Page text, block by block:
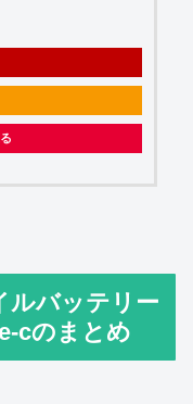
ルバッテリー
cのまとめ